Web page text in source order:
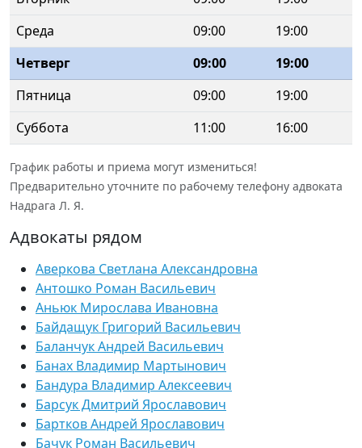
Среда
09:00
19:00
Четверг
09:00
19:00
Пятница
09:00
19:00
Суббота
11:00 16:00
График работы и приема могут измениться!
Предварительно уточните по рабочему телефону адвоката
Надрага Л. Я.
Адвокаты рядом
Аверкова Светлана Александровна
Антошко Роман Васильевич
Аньюк Мирослава Ивановна
Байдащук Григорий Васильевич
Баланчук Андрей Васильевич
Банах Владимир Мартынович
Бандура Владимир Алексеевич
Барсук Дмитрий Ярославович
Бартков Андрей Ярославович
Бачук Роман Васильевич